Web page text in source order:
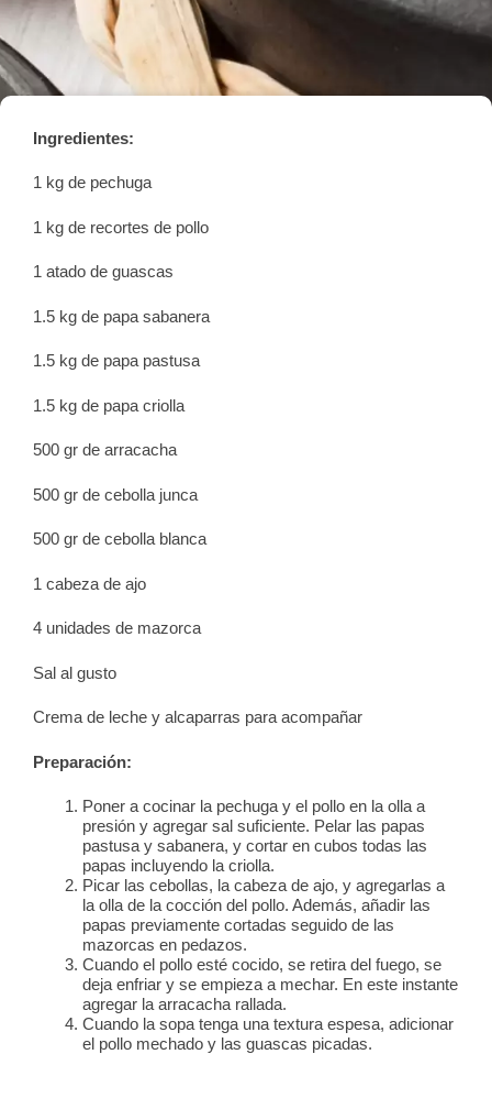
Ingredientes:
1 kg de pechuga
1 kg de recortes de pollo
1 atado de guascas
1.5 kg de papa sabanera
1.5 kg de papa pastusa
1.5 kg de papa criolla
500 gr de arracacha
500 gr de cebolla junca
500 gr de cebolla blanca
1 cabeza de ajo
4 unidades de mazorca
Sal al gusto
Crema de leche y alcaparras para acompañar
Preparación:
Poner a cocinar la pechuga y el pollo en la olla a
presión y agregar sal suficiente. Pelar las papas
pastusa y sabanera, y cortar en cubos todas las
papas incluyendo la criolla.
Picar las cebollas, la cabeza de ajo, y agregarlas a
la olla de la cocción del pollo. Además, añadir las
papas previamente cortadas seguido de las
mazorcas en pedazos.
Cuando el pollo esté cocido, se retira del fuego, se
deja enfriar y se empieza a mechar. En este instante
agregar la arracacha rallada.
Cuando la sopa tenga una textura espesa, adicionar
el pollo mechado y las guascas picadas.